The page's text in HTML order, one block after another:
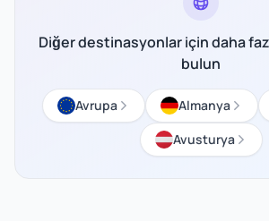
Diğer destinasyonlar için daha
bulun
Avrupa Almanya
Avusturya